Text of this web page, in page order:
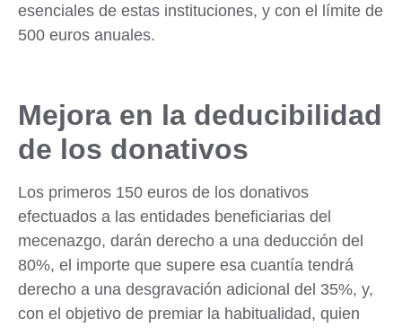
esenciales de estas instituciones, y con el límite de
500 euros anuales.
Mejora en la deducibilidad
de los donativos
Los primeros 150 euros de los donativos
efectuados a las entidades beneficiarias del
mecenazgo, darán derecho a una deducción del
80%, el importe que supere esa cuantía tendrá
derecho a una desgravación adicional del 35%, y,
con el objetivo de premiar la habitualidad, quien